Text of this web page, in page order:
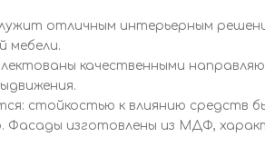
отличным интерьерным
мебели.
качественными
стойкостью к влиянию средств
изготовлены из МДФ,